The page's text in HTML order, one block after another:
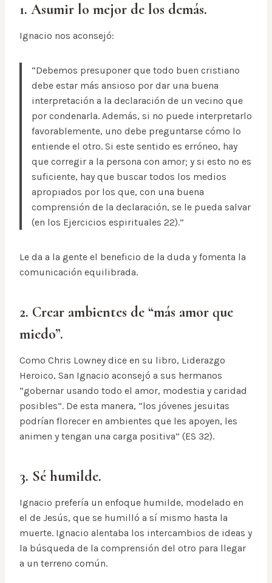
1. Asumir lo mejor de los demás.
Ignacio nos aconsejó:
“Debemos presuponer que todo buen cristiano
debe estar más ansioso por dar una buena
interpretación a la declaración de un vecino que
por condenarla. Además, si no puede interpretarlo
favorablemente, uno debe preguntarse cómo lo
entiende el otro. Si este sentido es erróneo, hay
que corregir a la persona con amor; y si esto no es
suficiente, hay que buscar todos los medios
apropiados por los que, con una buena
comprensión de la declaración, se le pueda salvar
(en los Ejercicios espirituales 22).”
Le da a la gente el beneficio de la duda y fomenta la
comunicación equilibrada.
2. Crear ambientes de “más amor que
miedo”.
Como Chris Lowney dice en su libro, Liderazgo
Heroico, San Ignacio aconsejó a sus hermanos
“gobernar usando todo el amor, modestia y caridad
posibles”. De esta manera, “los jóvenes jesuitas
podrían florecer en ambientes que les apoyen, les
animen y tengan una carga positiva” (ES 32).
3. Sé humilde.
Ignacio prefería un enfoque humilde, modelado en
el de Jesús, que se humilló a sí mismo hasta la
muerte. Ignacio alentaba los intercambios de ideas y
la búsqueda de la comprensión del otro para llegar
a un terreno común.